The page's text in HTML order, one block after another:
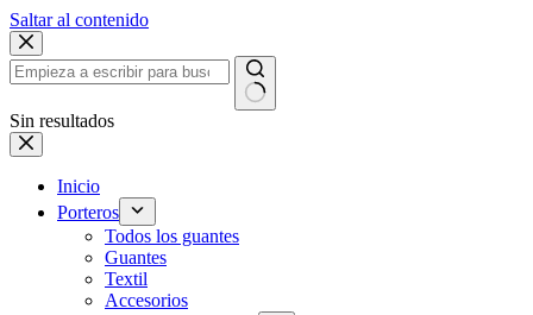
Saltar al contenido
Sin resultados
Inicio
Porteros
Todos los guantes
Guantes
Textil
Accesorios